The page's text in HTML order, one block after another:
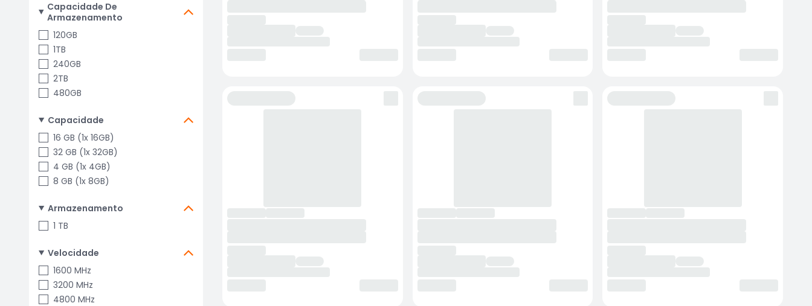
Capacidade De
Armazenamento
120GB
1TB
240GB
2TB
480GB
Capacidade
16 GB (1x 16GB)
32 GB (1x 32GB)
4 GB (1x 4GB)
8 GB (1x 8GB)
Armazenamento
1 TB
Velocidade
1600 MHz
3200 MHz
4800 MHz